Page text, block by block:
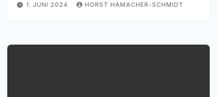
1. JUNI 2024 HORST HAMACHER-SCHMIDT